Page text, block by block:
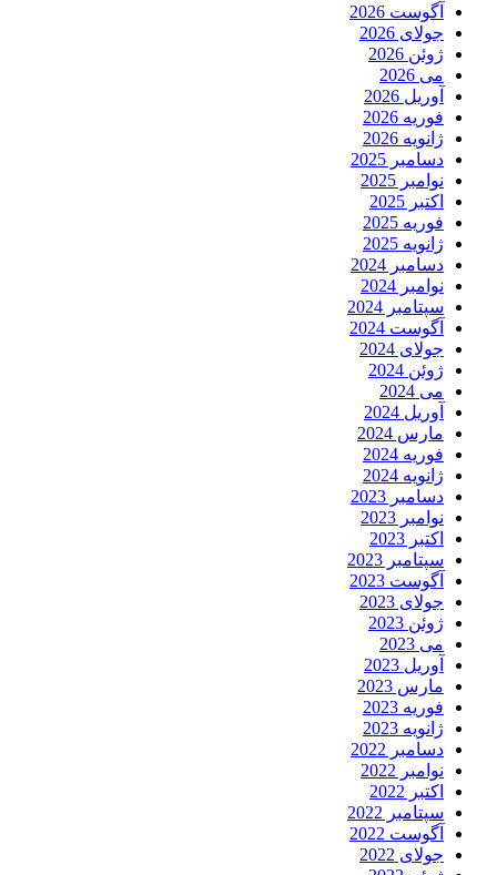
آگوست 2026
جولای 2026
ژوئن 2026
می 2026
آوریل 2026
فوریه 2026
ژانویه 2026
دسامبر 2025
نوامبر 2025
اکتبر 2025
فوریه 2025
ژانویه 2025
دسامبر 2024
نوامبر 2024
سپتامبر 2024
آگوست 2024
جولای 2024
ژوئن 2024
می 2024
آوریل 2024
مارس 2024
فوریه 2024
ژانویه 2024
دسامبر 2023
نوامبر 2023
اکتبر 2023
سپتامبر 2023
آگوست 2023
جولای 2023
ژوئن 2023
می 2023
آوریل 2023
مارس 2023
فوریه 2023
ژانویه 2023
دسامبر 2022
نوامبر 2022
اکتبر 2022
سپتامبر 2022
آگوست 2022
جولای 2022